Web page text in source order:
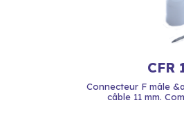
CFR
Connecteur F mâle
câble 11 mm.